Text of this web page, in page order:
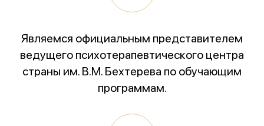
2-е место в той же номинации
Благодарим всех, кто принимал участие в нашем
развитии!
Являемся официальным представителем
ведущего психотерапевтического центра
страны им. В.М. Бехтерева по обучающим
программам.